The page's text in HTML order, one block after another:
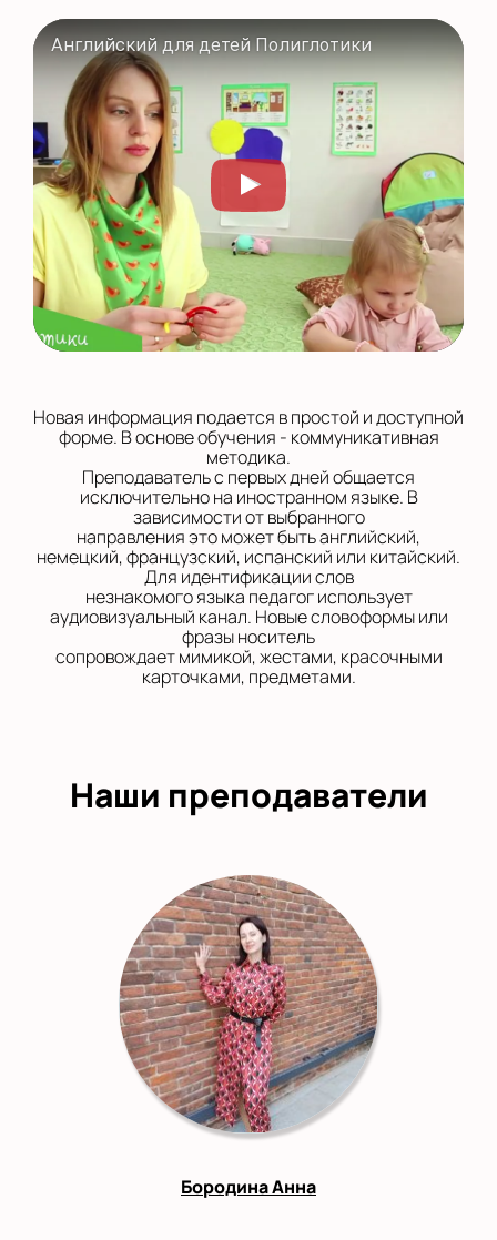
Английский для детей Полиглотики
Новая информация подается в простой и доступной
форме. В основе обучения - коммуникативная
методика.
Преподаватель с первых дней общается
исключительно на иностранном языке. В
зависимости от выбранного
направления это может быть английский,
немецкий, французский, испанский или китайский.
Для идентификации слов
незнакомого языка педагог использует
аудиовизуальный канал. Новые словоформы или
фразы носитель
сопровождает мимикой, жестами, красочными
карточками, предметами.
Наши преподаватели
Бородина Анна